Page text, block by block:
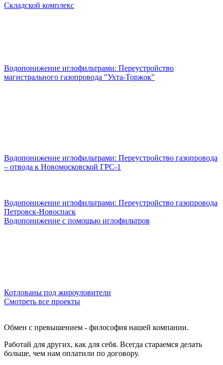
Складской комплекс
Водопонижение иглофильтрами: Переустройство
магистрального газопровода "Ухта-Торжок"
Водопонижение иглофильтрами: Переустройство газопровода
– отвода к Новомосковской ГРС-1
Водопонижение иглофильтрами: Переустройство газопровода
Петровск-Новоспаск
Водопонижение с помощью иглофильтров
Котлованы под жироуловители
Смотреть все проекты
Обмен с превышением - философия нашей компании.
Работай для других, как для себя. Всегда стараемся делать
больше, чем нам оплатили по договору.